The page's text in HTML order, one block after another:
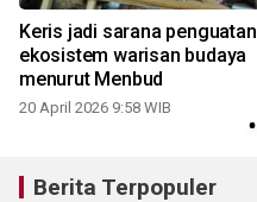
Keris jadi sarana penguatan
ekosistem warisan budaya
menurut Menbud
20 April 2026 9:58 WIB
Berita Terpopuler